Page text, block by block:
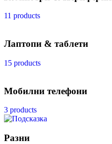
11 products
Лаптопи & таблети
15 products
Мобилни телефони
3 products
Разни